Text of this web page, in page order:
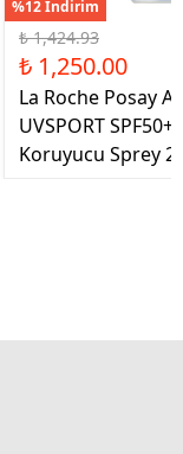
%12 İndirim
₺ 1,424.93
₺ 1,250.00
La Roche Posay
UVSPORT
Koruyucu Sprey